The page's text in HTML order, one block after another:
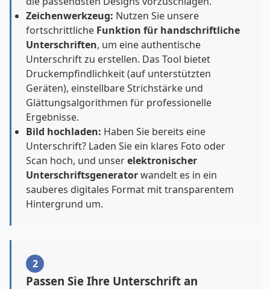
Zeichenwerkzeug: Nutzen Sie unsere
fortschrittliche Funktion für handschriftliche
Unterschriften, um eine authentische
Unterschrift zu erstellen. Das Tool bietet
Druckempfindlichkeit (auf unterstützten
Geräten), einstellbare Strichstärke und
Glättungsalgorithmen für professionelle
Ergebnisse.
Bild hochladen: Haben Sie bereits eine
Unterschrift? Laden Sie ein klares Foto oder
Scan hoch, und unserelektronischer
Unterschriftsgeneratorwandelt es in ein
sauberes digitales Format mit transparentem
Hintergrund um.
2
Passen Sie Ihre Unterschrift an